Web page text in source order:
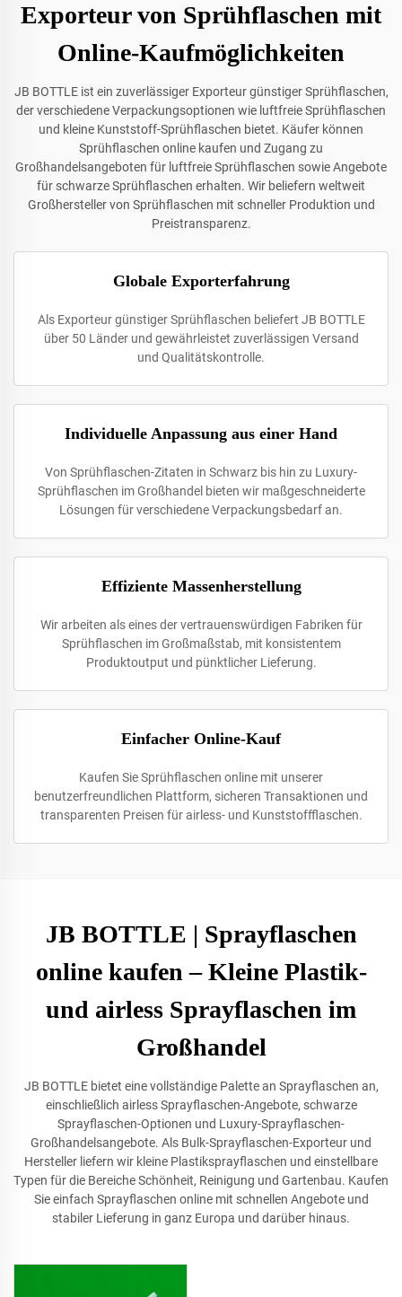
Exporteur von Sprühflaschen mit
Online-Kaufmöglichkeiten
JB BOTTLE ist ein zuverlässiger Exporteur günstiger Sprühflaschen,
der verschiedene Verpackungsoptionen wie luftfreie Sprühflaschen
und kleine Kunststoff-Sprühflaschen bietet. Käufer können
Sprühflaschen online kaufen und Zugang zu
Großhandelsangeboten für luftfreie Sprühflaschen sowie Angebote
für schwarze Sprühflaschen erhalten. Wir beliefern weltweit
Großhersteller von Sprühflaschen mit schneller Produktion und
Preistransparenz.
Globale Exporterfahrung
Als Exporteur günstiger Sprühflaschen beliefert JB BOTTLE
über 50 Länder und gewährleistet zuverlässigen Versand
und Qualitätskontrolle.
Individuelle Anpassung aus einer Hand
Von Sprühflaschen-Zitaten in Schwarz bis hin zu Luxury-
Sprühflaschen im Großhandel bieten wir maßgeschneiderte
Lösungen für verschiedene Verpackungsbedarf an.
Effiziente Massenherstellung
Wir arbeiten als eines der vertrauenswürdigen Fabriken für
Sprühflaschen im Großmaßstab, mit konsistentem
Produktoutput und pünktlicher Lieferung.
Einfacher Online-Kauf
Kaufen Sie Sprühflaschen online mit unserer
benutzerfreundlichen Plattform, sicheren Transaktionen und
transparenten Preisen für airless- und Kunststoffflaschen.
JB BOTTLE | Sprayflaschen
online kaufen – Kleine Plastik-
und airless Sprayflaschen im
Großhandel
JB BOTTLE bietet eine vollständige Palette an Sprayflaschen an,
einschließlich airless Sprayflaschen-Angebote, schwarze
Sprayflaschen-Optionen und Luxury-Sprayflaschen-
Großhandelsangebote. Als Bulk-Sprayflaschen-Exporteur und
Hersteller liefern wir kleine Plastiksprayflaschen und einstellbare
Typen für die Bereiche Schönheit, Reinigung und Gartenbau. Kaufen
Sie einfach Sprayflaschen online mit schnellen Angebote und
stabiler Lieferung in ganz Europa und darüber hinaus.